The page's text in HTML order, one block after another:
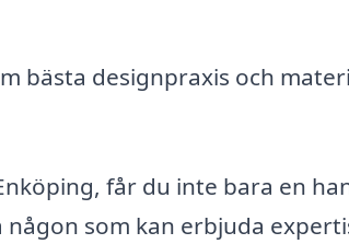
bästa designpraxis och
får du inte bara en
som kan erbjuda